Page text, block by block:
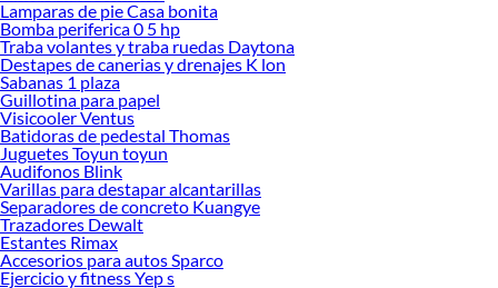
Encuentra una amplia variedad de productos de Control de plaga en Sodimac.
Encuentra todo lo necesario para tus proyectos de renovación y decoración.
¡Visítanos y haz tus ideas realidad!
Lamparas de pie Casa bonita
Bomba periferica 0 5 hp
Traba volantes y traba ruedas Daytona
Destapes de canerias y drenajes K lon
Sabanas 1 plaza
Guillotina para papel
Visicooler Ventus
Batidoras de pedestal Thomas
Juguetes Toyun toyun
Audifonos Blink
Varillas para destapar alcantarillas
Separadores de concreto Kuangye
Trazadores Dewalt
Estantes Rimax
Accesorios para autos Sparco
Ejercicio y fitness Yep s